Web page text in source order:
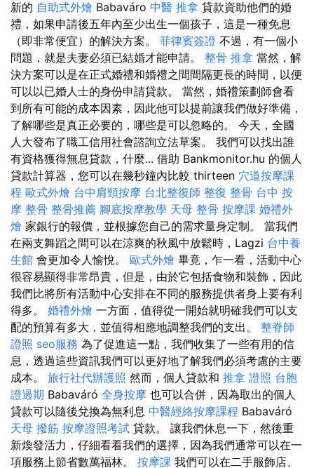
新的 自助式外燴 Babaváro 中醫 推拿 貸款資助他們的婚
禮，如果申請後五年內至少出生一個孩子，這是一種免息
（即非常便宜）的解決方案。 菲律賓簽證 不過，有一個小
問題，就是夫妻必須已結婚才能申請。 整骨 推拿 當然，解
決方案可以是在正式婚禮和婚禮之間間隔更長的時間，以便
可以以已婚人士的身份申請貸款。 當然，婚禮策劃師會看
到所有可能的成本因素，因此他可以提前讓我們做好準備，
了解哪些是真正必要的，哪些是可以忽略的。 今天，全國
人大發布了職工信用社會諮詢立法草案。 我們可以找出誰
有資格獲得無息貸款，什麼... 借助 Bankmonitor.hu 的個人
貸款計算器，您可以在幾秒鐘內比較 thirteen 穴道按摩課
程 歐式外燴 台中肩頸按摩 台北整復師 整復 整骨 台中 按
摩 整骨 整骨推薦 腳底按摩教學 天母 整骨 按摩課 婚禮外
燴 家銀行的報價，並根據您自己的需求量身定制。 當我們
在兩支舞蹈之間可以在涼爽的秋風中放鬆時，Lagzi 台中養
生館 會更加令人愉悅。 歐式外燴 畢竟，乍一看，活動中心
很容易顯得非常昂貴，但是，由於它包括食物和裝飾，因此
我們比將所有活動中心安排在不同的服務提供者身上要有利
得多。 婚禮外燴 一方面，值得從一開始就明確我們可以支
配的預算有多大，並值得相應地調整我們的支出。 整脊師
證照 seo服務 為了促進這一點，我們收集了一些有用的信
息，透過這些資訊我們可以更好地了解我們必須考慮的主要
成本。 旅行社代辦護照 然而，個人貸款和 推拿 證照 台胞
證過期 Babaváró 全身按摩 也可以合併，因為取出的個人
貸款可以隨後兌換為無利息 中醫經絡按摩課程 Babaváró
天母 撥筋 按摩證照考試 貸款。 讓我們休息一下，然後重
新煥發活力，仔細看看我們的選擇，因為我們通常可以在一
項服務上節省數萬福林。 按摩課 我們可以在二手服飾店、